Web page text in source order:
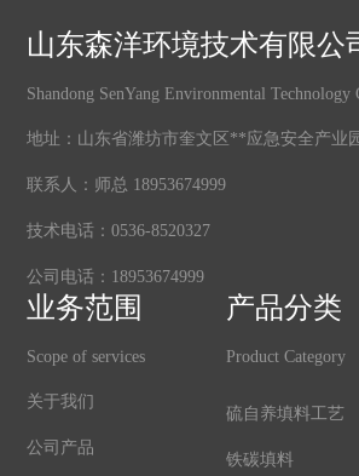
山东森洋环境技术有限公
Shandong SenYang Environmental Technology
地址：山东省潍坊市奎文区**应急安全产业
联系人：师总 18953674999
技术电话：0536-8520327
公司电话：18953674999
业务范围
Scope of services
关于我们
公司产品
产品分类
Product Category
硫自养填料工艺
铁碳填料